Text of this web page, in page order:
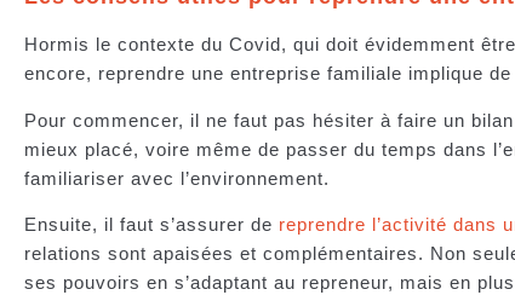
Hormis le contexte du Covid, qui doit évidemment
encore, reprendre une entreprise familiale implique
Pour commencer, il ne faut pas hésiter à faire un
mieux placé, voire même de passer du temps dans
familiariser avec l’environnement.
Ensuite, il faut s’assurer de reprendre l’activité dans
relations sont apaisées et complémentaires. Non
ses pouvoirs en s’adaptant au repreneur, mais en